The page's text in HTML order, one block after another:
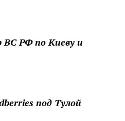
ВС РФ по Киеву и
под Тулой